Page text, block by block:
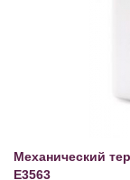
Механический
E3563